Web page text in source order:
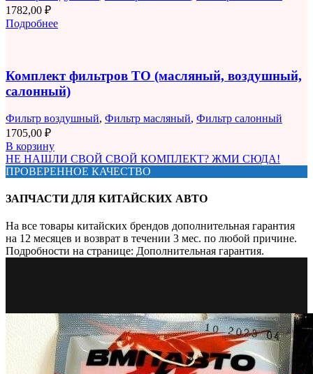
1782,00 ₽
Подробнее
Комплект фильтров ТО (масляный, воздушный,
салонный)
Фильтр воздушный, Фильтр масляный, Фильтр салонный
1705,00 ₽
В корзину
НЕ НАШЛИ СВОЙ СВОЙ КОМПЛЕКТ? ЖМИ СЮДА!
ПРОВЕРЕННОЕ КАЧЕСТВО
ЗАПЧАСТИ ДЛЯ КИТАЙСКИХ АВТО
На все товары китайских брендов дополнительная гарантия
на 12 месяцев и возврат в течении 3 мес. по любой причине.
Подробности на странице: Дополнительная гарантия.